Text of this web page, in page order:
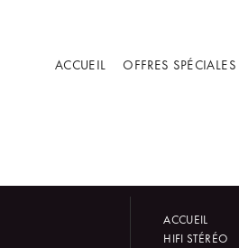
ACCUEIL OFFRES SPÉCIALES
ACCUEIL
HIFI STÉRÉO